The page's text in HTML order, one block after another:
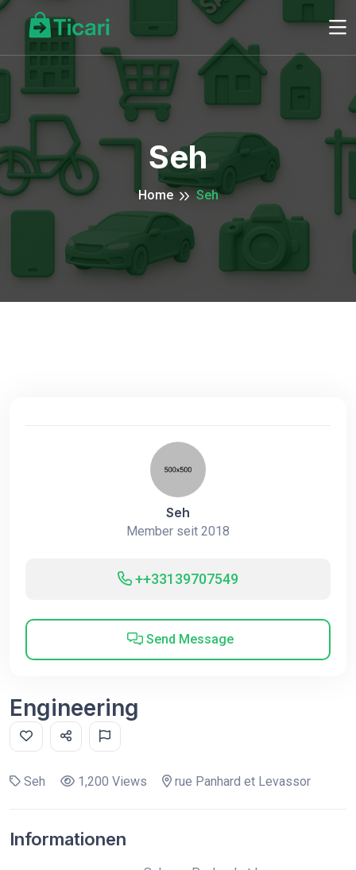
Seh
Home Seh
Seh
Member seit 2018
++33139707549
Send Message
Engineering
Seh 1,200 Views rue Panhard et Levassor
Informationen